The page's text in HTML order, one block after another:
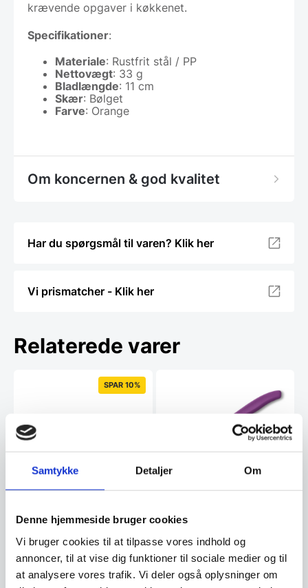
Samtykke Detaljer Om
Denne hjemmeside bruger cookies
Vi bruger cookies til at tilpasse vores indhold og
annoncer, til at vise dig funktioner til sociale medier og til
at analysere vores trafik. Vi deler også oplysninger om
krævende opgaver i køkkenet.
Specifikationer:
Materiale: Rustfrit stål / PP
Nettovægt: 33 g
Bladlængde: 11 cm
Skær: Bølget
Farve: Orange
Om koncernen & god kvalitet
Har du spørgsmål til varen? Klik her
Vi prismatcher - Klik her
Relaterede varer
SPAR 10%
Zwilling Twin Grip –
Zwilling Twin Grip - Tomatkniv
12 cm.Ergonomisk design og
præcis skæring med…
lilla, Victorinox
VictorinoxSpecifikationer:Materiale: